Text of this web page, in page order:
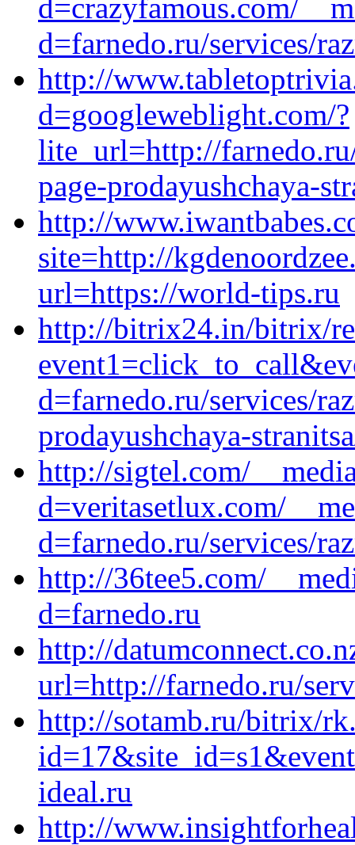
d=crazyfamous.com/
d=farnedo.ru/services/
http://
d=googleweblight.com/?
lite_url=http://
page-prodayushchaya-
http://
site=http://
url=https://world-tips.ru
http://bitrix24.in/bitrix/
d=farnedo.ru/services/
prodayushchaya-
http://sigtel.com/
d=veritasetlux.com/
d=farnedo.ru/services/
http://36tee5.com/
d=farnedo.ru
http://
url=http://farnedo.ru/
http://sotamb.ru/bitrix/
ideal.ru
http://